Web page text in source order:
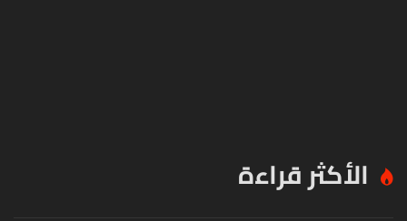
الأكثر قراءة